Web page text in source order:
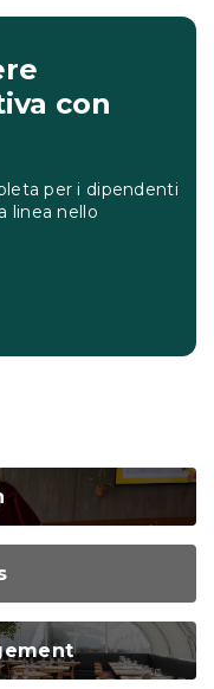
con
per i dipendenti
linea nello